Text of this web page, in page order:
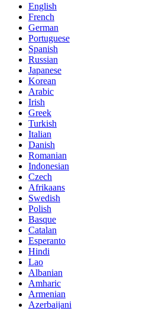
English
French
German
Portuguese
Spanish
Russian
Japanese
Korean
Arabic
Irish
Greek
Turkish
Italian
Danish
Romanian
Indonesian
Czech
Afrikaans
Swedish
Polish
Basque
Catalan
Esperanto
Hindi
Lao
Albanian
Amharic
Armenian
Azerbaijani